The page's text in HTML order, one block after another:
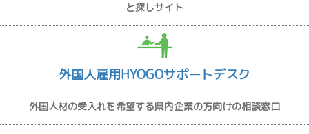
と探しサイト
外国人雇用HYOGOサポートデスク
外国人材の受入れを希望する県内企業の方向けの相談窓口